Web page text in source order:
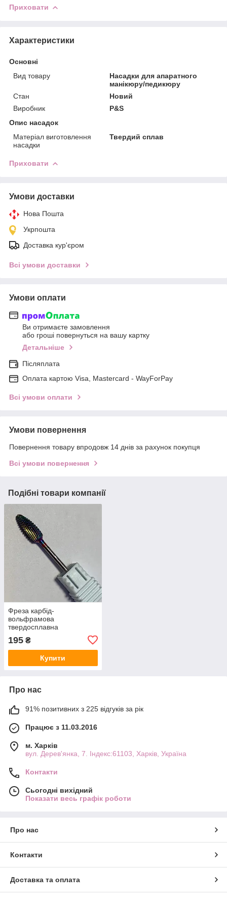
Приховати
Характеристики
Основні
Вид товару
Насадки для апаратного
манікюру/педикюру
Стан
Новий
Виробник
P&S
Опис насадок
Матеріал виготовлення
насадки
Твердий сплав
Приховати
Умови доставки
Нова Пошта
Укрпошта
Доставка кур'єром
Всі умови доставки
Умови оплати
Ви отримаєте замовлення
або гроші повернуться на вашу картку
Детальніше
Післяплата
Оплата картою Visa, Mastercard - WayForPay
Всі умови оплати
Умови повернення
Повернення товару впродовж 14 днів за рахунок покупця
Всі умови повернення
Подібні товари компанії
Фреза карбід-
вольфрамова
твердосплавна
fine
195 ₴
Купити
Про нас
91% позитивних з 225 відгуків за рік
Працює з 11.03.2016
м. Харків
вул. Дерев'янка, 7. Індекс:61103, Харків, Україна
Контакти
Сьогодні вихідний
Показати весь графік роботи
Про нас
Контакти
Доставка та оплата